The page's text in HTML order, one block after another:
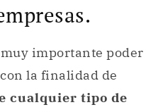
importante poder
la finalidad de
cualquier tipo de